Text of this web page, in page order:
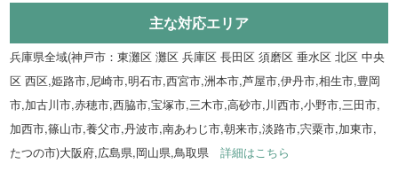
主な対応エリア
兵庫県全域(神戸市：東灘区 灘区 兵庫区 長田区 須磨区 垂水区 北区 中央
区 西区,姫路市,尼崎市,明石市,西宮市,洲本市,芦屋市,伊丹市,相生市,豊岡
市,加古川市,赤穂市,西脇市,宝塚市,三木市,高砂市,川西市,小野市,三田市,
加西市,篠山市,養父市,丹波市,南あわじ市,朝来市,淡路市,宍粟市,加東市,
たつの市)大阪府,広島県,岡山県,鳥取県詳細はこちら